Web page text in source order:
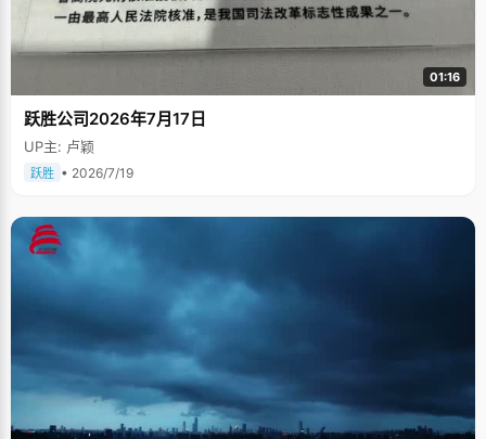
01:16
跃胜公司2026年7月17日
UP主: 卢颖
跃胜 • 2026/7/19